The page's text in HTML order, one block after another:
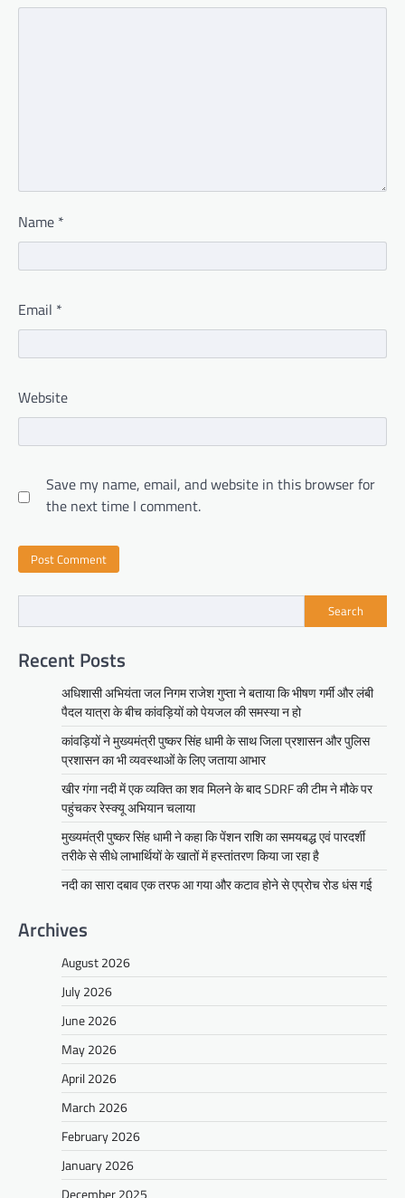
Name *
Email *
Website
Save my name, email, and website in this browser for
the next time I comment.
Search
Recent Posts
अधिशासी अभियंता जल निगम राजेश गुप्ता ने बताया कि भीषण गर्मी और लंबी
पैदल यात्रा के बीच कांवड़ियों को पेयजल की समस्या न हो
कांवड़ियों ने मुख्यमंत्री पुष्कर सिंह धामी के साथ जिला प्रशासन और पुलिस
प्रशासन का भी व्यवस्थाओं के लिए जताया आभार
खीर गंगा नदी में एक व्यक्ति का शव मिलने के बाद SDRF की टीम ने मौके पर
पहुंचकर रेस्क्यू अभियान चलाया
मुख्यमंत्री पुष्कर सिंह धामी ने कहा कि पेंशन राशि का समयबद्ध एवं पारदर्शी
तरीके से सीधे लाभार्थियों के खातों में हस्तांतरण किया जा रहा है
नदी का सारा दबाव एक तरफ आ गया और कटाव होने से एप्रोच रोड धंस गई
Archives
August 2026
July 2026
June 2026
May 2026
April 2026
March 2026
February 2026
January 2026
December 2025